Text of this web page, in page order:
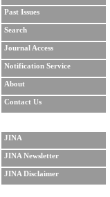
Past Issues
Search
Journal Access
Notification Service
About
Contact Us
JINA
JINA Newsletter
JINA Disclaimer